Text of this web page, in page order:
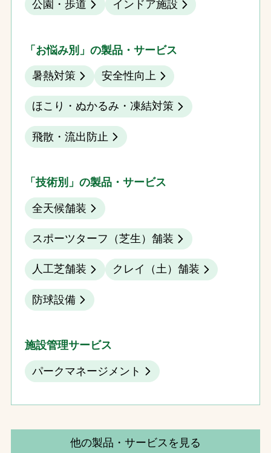
公園・歩道 インドア施設
「お悩み別」の製品・サービス
暑熱対策 安全性向上
ほこり・ぬかるみ・凍結対策
飛散・流出防止
「技術別」の製品・サービス
全天候舗装
スポーツターフ（芝生）舗装
人工芝舗装 クレイ（土）舗装
防球設備
施設管理サービス
パークマネージメント
他の製品・サービスを見る